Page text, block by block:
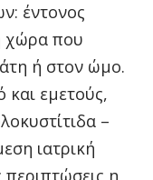
έντονος
χώρα που
ή στον ώμο.
εμετούς,
–
ιατρική